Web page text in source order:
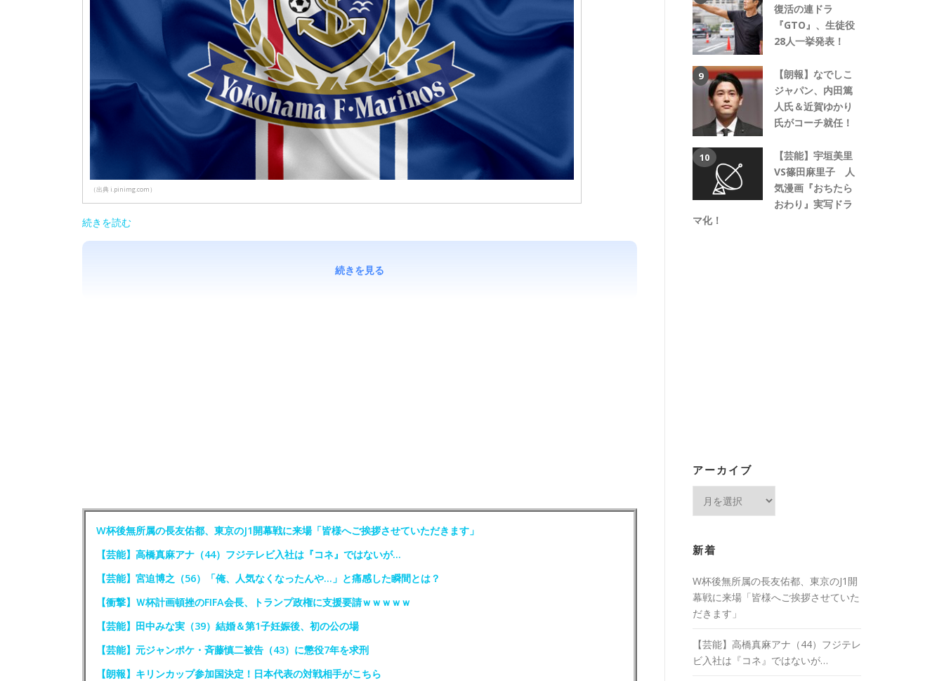
（出典 i.pinimg.com）
続きを読む
続きを見る
W杯後無所属の長友佑都、東京のJ1開幕戦に来場「皆様へご挨拶させていただきます」
【芸能】高橋真麻アナ（44）フジテレビ入社は『コネ』ではないが…
【芸能】宮迫博之（56）「俺、人気なくなったんや…」と痛感した瞬間とは？
【衝撃】Ｗ杯計画頓挫のFIFA会長、トランプ政権に支援要請ｗｗｗｗｗ
【芸能】田中みな実（39）結婚＆第1子妊娠後、初の公の場
【芸能】元ジャンポケ・斉藤慎二被告（43）に懲役7年を求刑
【朗報】キリンカップ参加国決定！日本代表の対戦相手がこちら
復活の連ドラ
『GTO』、生徒役
28人一挙発表！
【朗報】なでしこ
ジャパン、内田篤
人氏＆近賀ゆかり
氏がコーチ就任！
【芸能】宇垣美里
VS篠田麻里子 人
気漫画『おちたら
おわり』実写ドラ
マ化！
アーカイブ
イ
ブ
新着
W杯後無所属の長友佑都、東京のJ1開
幕戦に来場「皆様へご挨拶させていた
だきます」
【芸能】高橋真麻アナ（44）フジテレ
ビ入社は『コネ』ではないが…